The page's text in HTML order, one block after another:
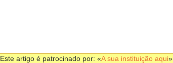
Este artigo é patrocinado por: «A sua instituição aqui»